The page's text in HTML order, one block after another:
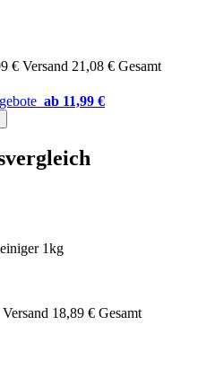
€ Versand 21,08 € Gesamt
ab 11,99 €
1kg
18,89 € Gesamt